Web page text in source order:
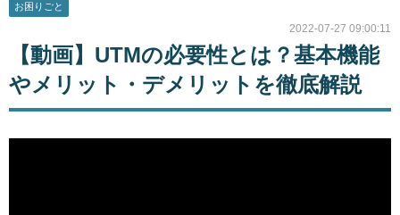
お困りごと
2022-07-27 09:00:11
【動画】UTMの必要性とは？基本機能
やメリット・デメリットを徹底解説